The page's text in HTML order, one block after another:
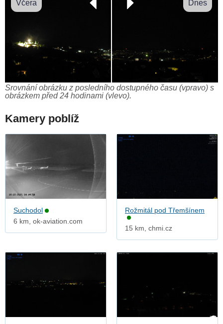
Včera Dnes
Srovnání obrázku z posledního dostupného času (vpravo) s
obrázkem před 24 hodinami (vlevo).
Kamery poblíž
Suchodol
6 km, ok-aviation.com
Rožmitál pod Třemšínem
15 km, chmi.cz